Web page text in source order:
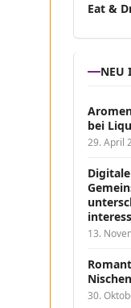
Eat &
NEU
bei
29. April
13.
30.